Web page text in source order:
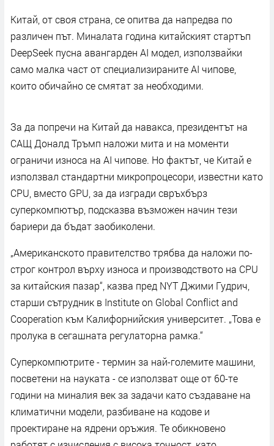
Китай, от своя страна, се опитва да напредва по
различен път. Миналата година китайският стартъп
DeepSeek пусна авангарден AI модел, използвайки
само малка част от специализираните AI чипове,
които обичайно се смятат за необходими.
За да попречи на Китай да навакса, президентът на
САЩ Доналд Тръмп наложи мита и на моменти
ограничи износа на AI чипове. Но фактът, че Китай е
използвал стандартни микропроцесори, известни като
CPU, вместо GPU, за да изгради свръхбърз
суперкомпютър, подсказва възможен начин тези
бариери да бъдат заобиколени.
„Американското правителство трябва да наложи по-
строг контрол върху износа и производството на CPU
за китайския пазар“, казва пред NYT Джими Гудрич,
старши сътрудник в Institute on Global Conflict and
Cooperation към Калифорнийския университет. „Това е
пролука в сегашната регулаторна рамка.“
Суперкомпютрите - термин за най-големите машини,
посветени на науката - се използват още от 60-те
години на миналия век за задачи като създаване на
климатични модели, разбиване на кодове и
проектиране на ядрени оръжия. Те обикновено